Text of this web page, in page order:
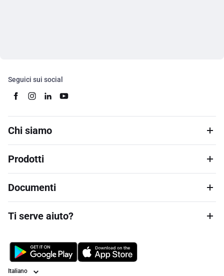
Seguici sui social
Chi siamo
Prodotti
Documenti
Ti serve aiuto?
Lingua